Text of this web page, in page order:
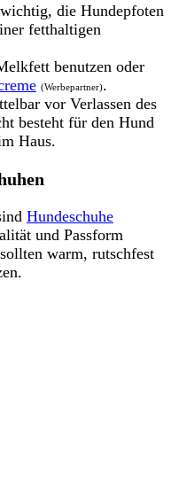
die Hundepfoten
fetthaltigen
benutzen oder
(Werbepartner).
vor Verlassen des
besteht für den Hund
Haus.
Hundeschuhe
und Passform
warm, rutschfest